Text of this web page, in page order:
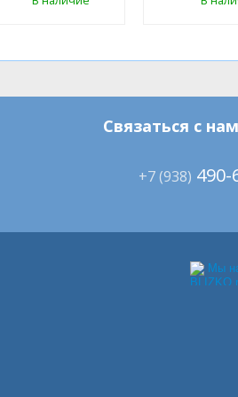
Связаться с
+7 (938) 490-
Мы